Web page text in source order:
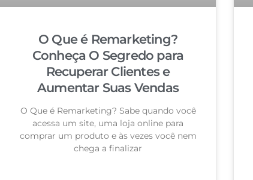
O Que é Remarketing?
Conheça O Segredo para
Recuperar Clientes e
Aumentar Suas Vendas
O Que é Remarketing? Sabe quando você
acessa um site, uma loja online para
comprar um produto e às vezes você nem
chega a finalizar